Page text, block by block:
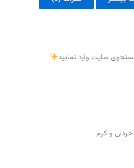
سایت وارد نمایید
و کرم